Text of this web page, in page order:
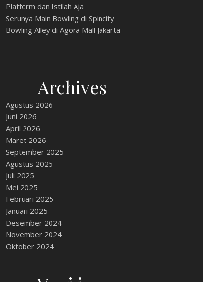
Platform dan Istilah Aja
Serunya Main Bowling di Spincity
Bowling Alley di Agora Mall Jakarta
Archives
Agustus 2026
Juni 2026
April 2026
Maret 2026
September 2025
Agustus 2025
Juli 2025
Mei 2025
Februari 2025
Januari 2025
Desember 2024
November 2024
Oktober 2024